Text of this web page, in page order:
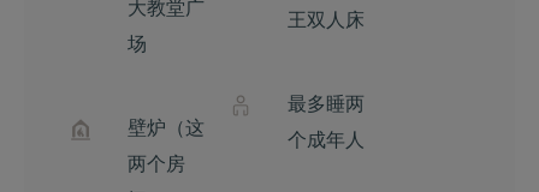
大教堂广
场
壁炉（这
两个房
王双人床
最多睡两
个成年人